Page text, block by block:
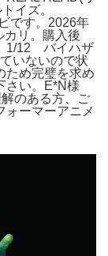
イズ。
です。2026年
カリ。購入後
1/12 バイハザ
いないので状
ため完璧を求め
さい。E*N様
のある方、ご
ォーマーアニメ